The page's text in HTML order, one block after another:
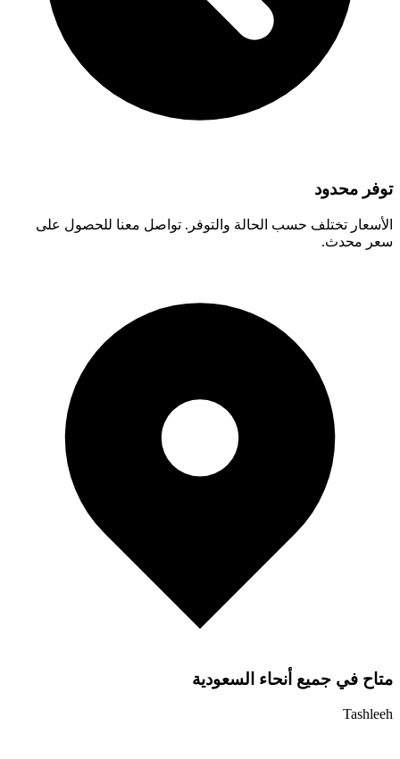
توفر محدود
الأسعار تختلف حسب الحالة والتوفر. تواصل معنا للحصول على
سعر محدث.
متاح في جميع أنحاء السعودية
Tashleeh